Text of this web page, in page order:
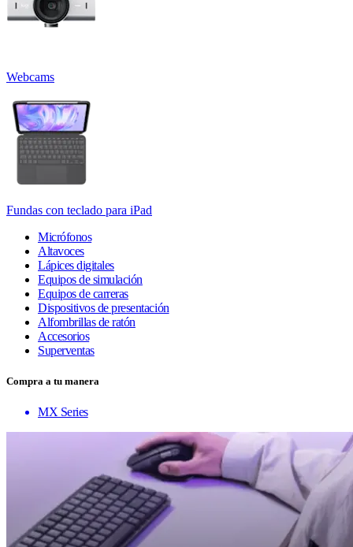
Webcams
Fundas con teclado para iPad
Micrófonos
Altavoces
Lápices digitales
Equipos de simulación
Equipos de carreras
Dispositivos de presentación
Alfombrillas de ratón
Accesorios
Superventas
Compra a tu manera
MX Series